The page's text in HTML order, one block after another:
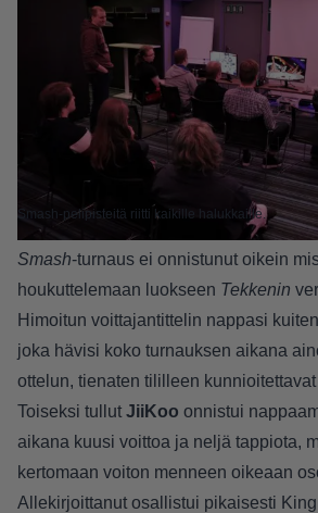
Smash-pelipisteitä riitti kaikille halukkaille.
Smash-turnaus ei onnistunut oikein
houkuttelemaan luokseen Tekkenin
Himoitun voittajantittelin nappasi
joka hävisi koko turnauksen aikana
ottelun, tienaten tililleen
Toiseksi tullut JiiKoo onnistui
aikana kuusi voittoa ja neljä tappiota,
kertomaan voiton menneen oikeaan
Allekirjoittanut osallistui pikaisesti